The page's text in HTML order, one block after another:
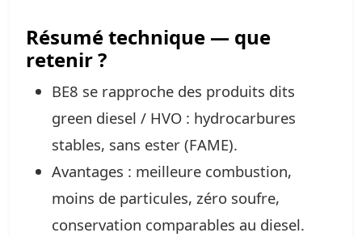
Résumé technique — que
retenir ?
BE8 se rapproche des produits dits
green diesel / HVO : hydrocarbures
stables, sans ester (FAME).
Avantages : meilleure combustion,
moins de particules, zéro soufre,
conservation comparables au diesel.